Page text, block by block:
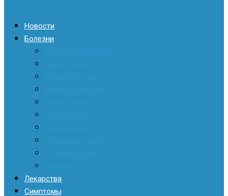
Новости
Болезни
Лекарства
Симптомы